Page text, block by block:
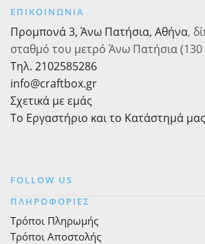
ΕΠΙΚΟΙΝΩΝΙΑ
Προμπονά 3, Άνω Πατήσια, Αθήνα,
σταθμό του μετρό Άνω Πατήσια (130
Τηλ. 2102585286
info@craftbox.gr
Σχετικά με εμάς
Το Εργαστήριο και το Κατάστημά μας
FOLLOW US
ΠΛΗΡΟΦΟΡΙΕΣ
Τρόποι Πληρωμής
Τρόποι Αποστολής